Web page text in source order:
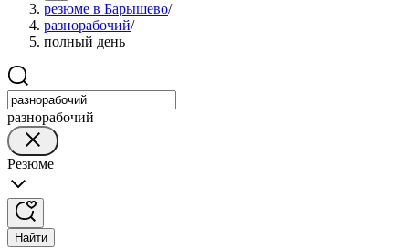
резюме в Барышево/
разнорабочий/
полный день
разнорабочий
Резюме
Найти